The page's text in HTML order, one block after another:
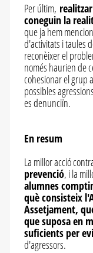
Per últim,
coneguin la
que ja hem
d'activitats i taules
reconèixer el
només haurien de
cohesionar el grup
possibles
es denunciïn.
En resum
La millor acció
prevenció, i la
alumnes
què consisteix
Assetjament,
que suposa en
suficients per
d'agressors.